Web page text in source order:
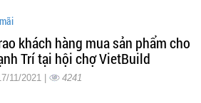
khách hàng mua sản phẩm cho
Trí tại hội chợ VietBuild
11/2021 | 4241